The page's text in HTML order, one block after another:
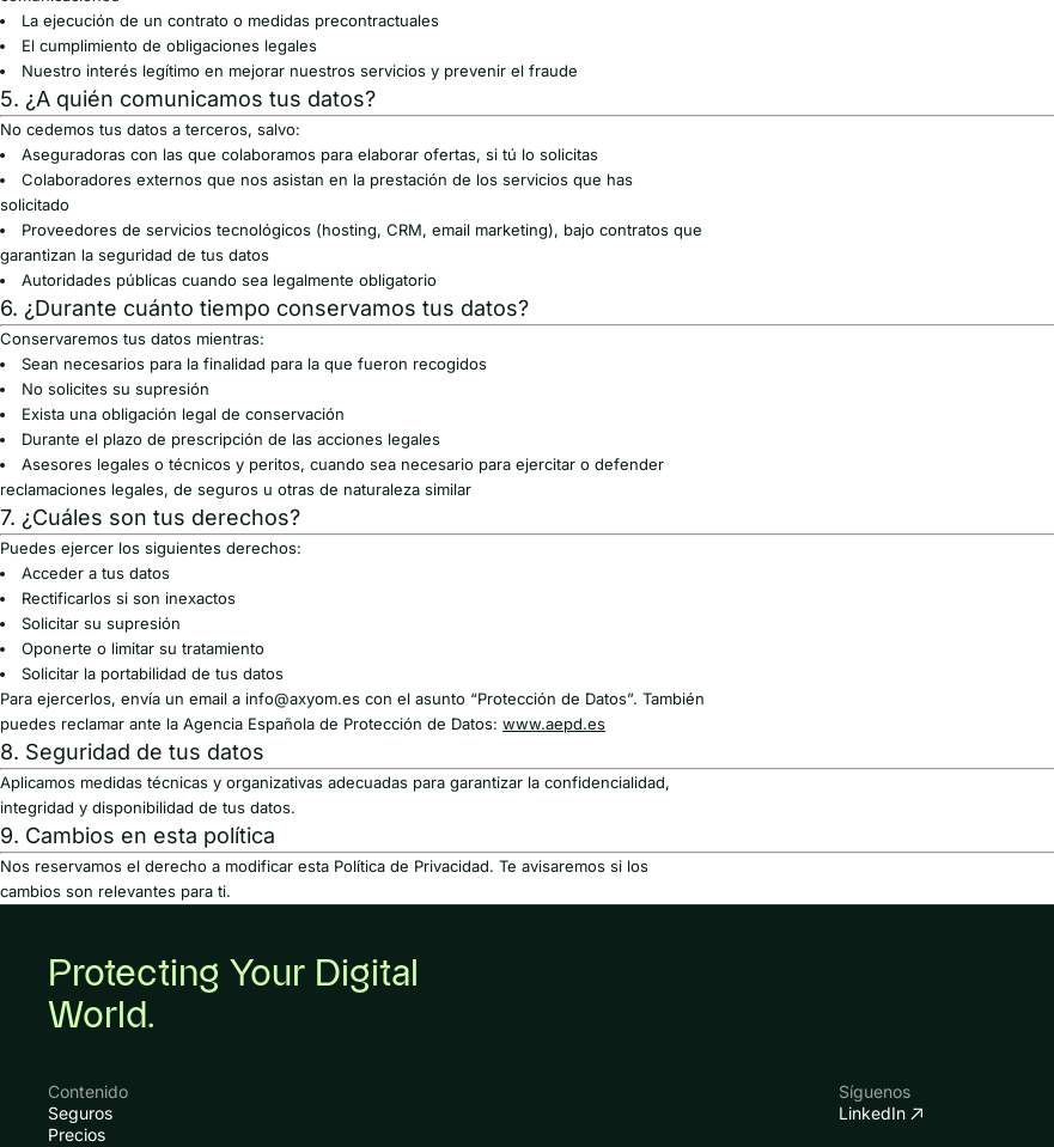
La ejecución de un contrato o medidas precontractuales
El cumplimiento de obligaciones legales
Nuestro interés legítimo en mejorar nuestros servicios y prevenir el fraude
5. ¿A quién comunicamos tus datos?
No cedemos tus datos a terceros, salvo:
Aseguradoras con las que colaboramos para elaborar ofertas, si tú lo solicitas
Colaboradores externos que nos asistan en la prestación de los servicios que has
solicitado
Proveedores de servicios tecnológicos (hosting, CRM, email marketing), bajo contratos que
garantizan la seguridad de tus datos
Autoridades públicas cuando sea legalmente obligatorio
6. ¿Durante cuánto tiempo conservamos tus datos?
Conservaremos tus datos mientras:
Sean necesarios para la finalidad para la que fueron recogidos
No solicites su supresión
Exista una obligación legal de conservación
Durante el plazo de prescripción de las acciones legales
Asesores legales o técnicos y peritos, cuando sea necesario para ejercitar o defender
reclamaciones legales, de seguros u otras de naturaleza similar
7. ¿Cuáles son tus derechos?
Puedes ejercer los siguientes derechos:
Acceder a tus datos
Rectificarlos si son inexactos
Solicitar su supresión
Oponerte o limitar su tratamiento
Solicitar la portabilidad de tus datos
Para ejercerlos, envía un email a info@axyom.es con el asunto “Protección de Datos”. También
puedes reclamar ante la Agencia Española de Protección de Datos: www.aepd.es
8. Seguridad de tus datos
Aplicamos medidas técnicas y organizativas adecuadas para garantizar la confidencialidad,
integridad y disponibilidad de tus datos.
9. Cambios en esta política
Nos reservamos el derecho a modificar esta Política de Privacidad. Te avisaremos si los
cambios son relevantes para ti.
Protecting Your Digital
World.
Contenido
Seguros
Precios
Síguenos
LinkedIn